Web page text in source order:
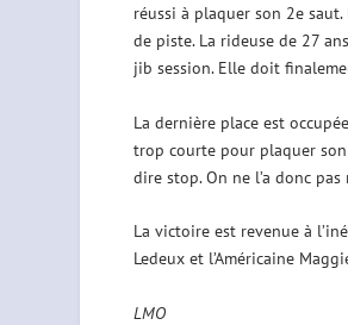
réussi à plaquer son 2e
de piste. La rideuse de 27
jib session. Elle doit
La dernière place est
trop courte pour plaquer son
dire stop. On ne l’a donc
La victoire est revenue à
Ledeux et l’Américaine
LMO